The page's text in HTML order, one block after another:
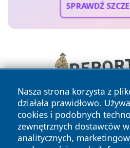
SPRAWDŹ
Nasza strona korzysta z
działała prawidłowo.
cookies i podobnych
zewnętrznych dostawców
analitycznych,